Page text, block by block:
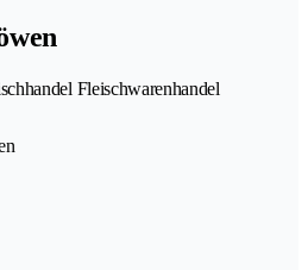
Fleischwarenhandel